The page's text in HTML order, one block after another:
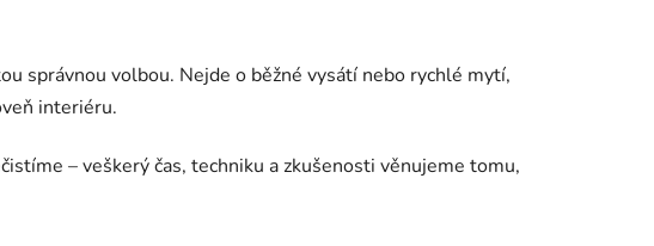
správnou volbou. Nejde o běžné vysátí nebo rychlé mytí,
interiéru.
– veškerý čas, techniku a zkušenosti věnujeme tomu,